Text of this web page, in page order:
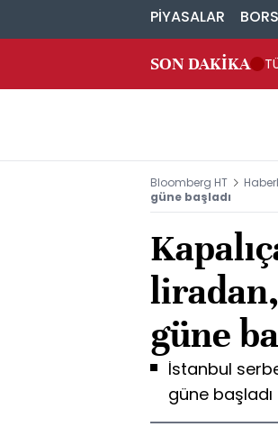
PİYASALAR
SON DAKİKA
Bloomberg HT
güne başladı
güne
İstanbul
güne başladı